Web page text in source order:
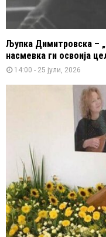
Љупка Димитровска –
насмевка ги освоија
14:00 - 25 јули, 2026